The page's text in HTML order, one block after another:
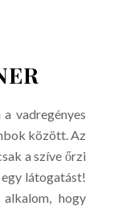
vadregényes
között. Az
a szíve őrzi
látogatást!
hogy